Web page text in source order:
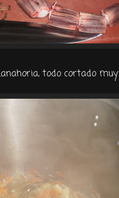
todo cortado muy